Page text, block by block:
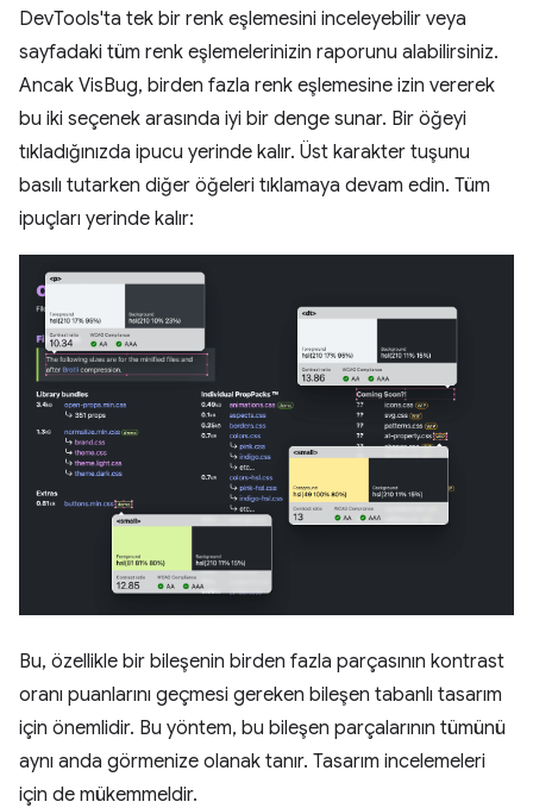
DevTools'ta tek bir renk eşlemesini inceleyebilir veya
sayfadaki tüm renk eşlemelerinizin raporunu alabilirsiniz.
Ancak VisBug, birden fazla renk eşlemesine izin vererek
bu iki seçenek arasında iyi bir denge sunar. Bir öğeyi
tıkladığınızda ipucu yerinde kalır. Üst karakter tuşunu
basılı tutarken diğer öğeleri tıklamaya devam edin. Tüm
ipuçları yerinde kalır:
Bu, özellikle bir bileşenin birden fazla parçasının kontrast
oranı puanlarını geçmesi gereken bileşen tabanlı tasarım
için önemlidir. Bu yöntem, bu bileşen parçalarının tümünü
aynı anda görmenize olanak tanır. Tasarım incelemeleri
için de mükemmeldir.